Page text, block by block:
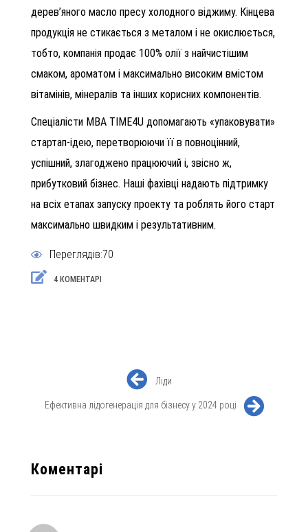
дерев’яного масло пресу холодного віджиму. Кінцева
продукція не стикається з металом і не окислюється,
тобто, компанія продає 100% олії з найчистішим
смаком, ароматом і максимально високим вмістом
вітамінів, мінералів та інших корисних компонентів.
Спеціалісти MBA TIME4U допомагають «упаковувати»
стартап-ідею, перетворюючи її в повноцінний,
успішний, злагоджено працюючий і, звісно ж,
прибутковий бізнес. Наші фахівці надають підтримку
на всіх етапах запуску проекту та роблять його старт
максимально швидким і результативним.
Переглядів:70
4 КОМЕНТАРІ
Ліди
Ефективна лідогенерація для бізнесу у 2024 році
Коментарі